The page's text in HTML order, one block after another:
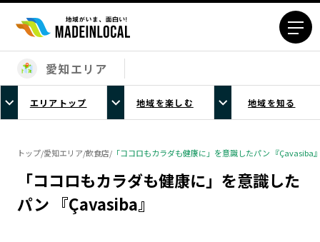
エリアから探す
北海道エリア
青森エリア
秋田エリア
山形エリア
福島エリア
茨城エリア
栃木エリア
愛知エリア
エリアトップ 地域を楽しむ 地域を知る
トップ/愛知エリア/飲食店/ 「ココロもカラダも健康に」を意識したパン 『Çavasiba
「ココロもカラダも健康に」を意識した
パン 『Çavasiba』